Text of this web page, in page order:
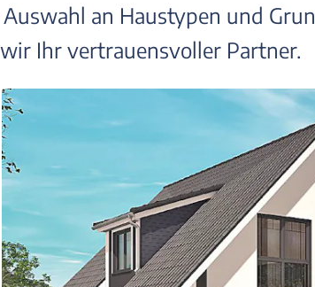
an Haustypen und
Ihr vertrauensvoller Partner.